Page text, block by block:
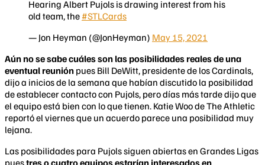
Hearing Albert Pujols is drawing interest from his
old team, the #STLCards
— Jon Heyman (@JonHeyman) May 15, 2021
Aún no se sabe cuáles son las posibilidades reales de una
eventual reunión pues Bill DeWitt, presidente de los Cardinals,
dijo a inicios de la semana que habían discutido la posibilidad
de establecer contacto con Pujols, pero días más tarde dijo que
el equipo está bien con lo que tienen. Katie Woo de The Athletic
reportó el viernes que un acuerdo parece una posibilidad muy
lejana.
Las posibilidades para Pujols siguen abiertas en Grandes Ligas
puestres o cuatro equipos estarían interesados en